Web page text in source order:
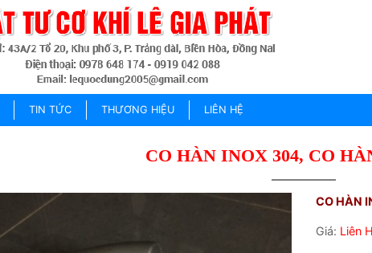
TIN TỨC THƯƠNG HIỆU LIÊN HỆ
CO HÀN INOX 304, CO
CO HÀN
Giá: Liên